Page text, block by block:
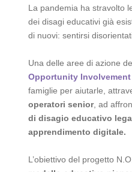
La pandemia ha stravolto
dei disagi educativi già
di nuovi: sentirsi
Una delle aree di azione
Opportunity Involvement
famiglie per aiutarle,
operatori senior, ad
di disagio educativo
apprendimento digitale.
L’obiettivo del progetto